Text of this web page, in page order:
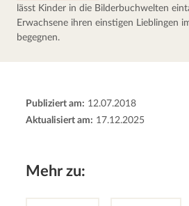
lässt Kinder in die Bilderbuchwelten
Erwachsene ihren einstigen Lieblingen
begegnen.
Publiziert am: 12.07.2018
Aktualisiert am: 17.12.2025
Mehr zu: